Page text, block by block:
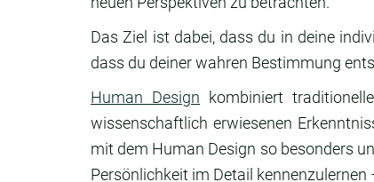
Das Ziel ist dabei, dass du in deine
dass du deiner wahren Bestimmung
Human Design kombiniert
wissenschaftlich erwiesenen
mit dem Human Design so besonders
Persönlichkeit im Detail kennenzulernen